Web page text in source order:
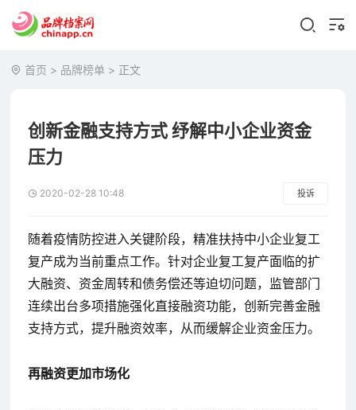
首页 > 品牌榜单 > 正文
创新金融支持方式 纾解中小企业资金
压力
2020-02-28 10:48 投诉
随着疫情防控进入关键阶段，精准扶持中小企业复工
复产成为当前重点工作。针对企业复工复产面临的扩
大融资、资金周转和债务偿还等迫切问题，监管部门
连续出台多项措施强化直接融资功能，创新完善金融
支持方式，提升融资效率，从而缓解企业资金压力。
再融资更加市场化